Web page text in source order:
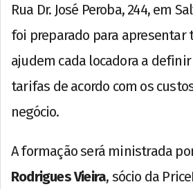
Rua Dr. José Peroba, 244, em
foi preparado para apresentar
ajudem cada locadora a
tarifas de acordo com os
negócio.
A formação será ministrada
Rodrigues Vieira, sócio da